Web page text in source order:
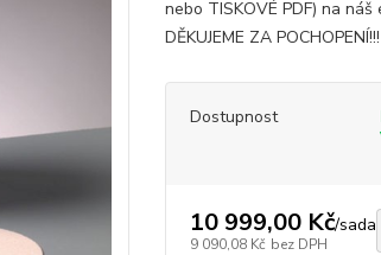
nebo TISKOVÉ PDF) na
DĚKUJEME ZA
Dostupnost
10 999,00 Kč/sada
9 090,08 Kč bez DPH